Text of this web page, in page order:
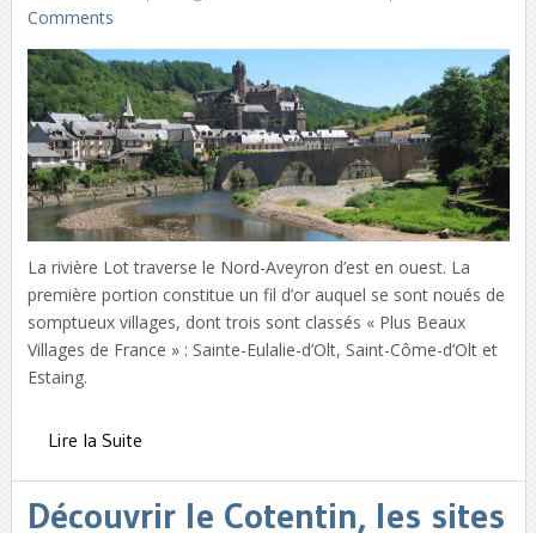
Comments
La rivière Lot traverse le Nord-Aveyron d’est en ouest. La
première portion constitue un fil d’or auquel se sont noués de
somptueux villages, dont trois sont classés « Plus Beaux
Villages de France » : Sainte-Eulalie-d’Olt, Saint-Côme-d’Olt et
Estaing.
Lire la Suite
Découvrir le Cotentin, les sites